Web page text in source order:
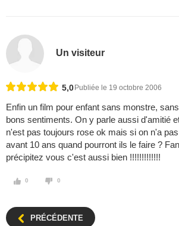
Un visiteur
5,0 Publiée le 19 octobre 2006
Enfin un film pour enfant sans monstre,
bons sentiments. On y parle aussi d'amitié
n'est pas toujours rose ok mais si on n'a
avant 10 ans quand pourront ils le faire ?
précipitez vous c'est aussi bien !!!!!!!!!!!!!
0 0
PRÉCÉDENTE